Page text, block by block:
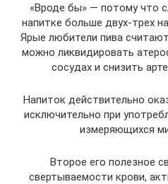
«Вроде бы» — потому что
напитке больше двух-трех
Ярые любители пива
можно ликвидировать
сосудах и снизить
Напиток действительно
исключительно при
измеряющихся
Второе его полезное
свертываемости крови,